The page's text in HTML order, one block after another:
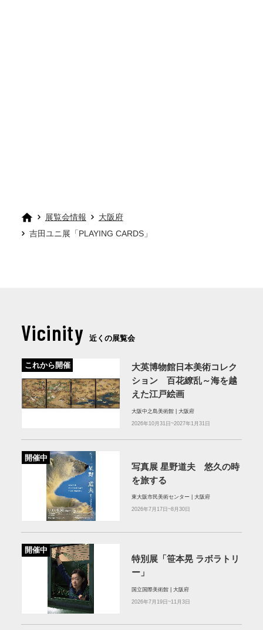
展覧会情報
大阪府
吉田ユニ展「PLAYING CARDS」
Vicinity 近くの展覧会
これから開催
大英博物館日本美術コレク
ション 百花繚乱～海を越
えた江戸絵画
大阪中之島美術館 | 大阪府
2026年10月31日~2027年1月31日
開催中
写真展 星野道夫 悠久の時
を旅する
東大阪市民美術センター | 大阪府
2026年7月17日~8月30日
開催中
特別展「笹本晃 ラボラトリ
ー」
国立国際美術館 | 大阪府
2026年7月19日~11月3日